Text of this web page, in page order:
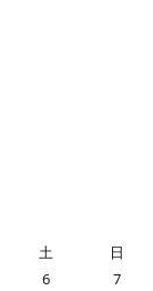
土
日
6
7